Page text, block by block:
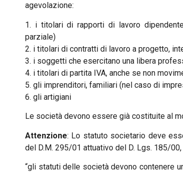
agevolazione:
1. i titolari di rapporti di lavoro
parziale)
2. i titolari di contratti di lavoro a progetto,
3. i soggetti che esercitano una libera
4. i titolari di partita IVA, anche se non
5. gli imprenditori, familiari (nel caso di
6. gli artigiani
Le società devono essere già costituite al
Attenzione: Lo statuto societario deve
del D.M. 295/01 attuativo del D. Lgs. 185/
“gli statuti delle società devono contenere